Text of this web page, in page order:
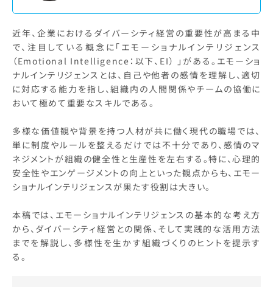
近年、企業におけるダイバーシティ経営の重要性が高まる中
で、注目している概念に「エモーショナルインテリジェンス
（Emotional Intelligence：以下、EI） 」がある。エモーショ
ナルインテリジェンスとは、自己や他者の感情を理解し、適切
に対応する能力を指し、組織内の人間関係やチームの協働に
おいて極めて重要なスキルである。
多様な価値観や背景を持つ人材が共に働く現代の職場では、
単に制度やルールを整えるだけでは不十分であり、感情のマ
ネジメントが組織の健全性と生産性を左右する。特に、心理的
安全性やエンゲージメントの向上といった観点からも、エモー
ショナルインテリジェンスが果たす役割は大きい。
本稿では、エモーショナルインテリジェンスの基本的な考え方
から、ダイバーシティ経営との関係、そして実践的な活用方法
までを解説し、多様性を生かす組織づくりのヒントを提示す
る。